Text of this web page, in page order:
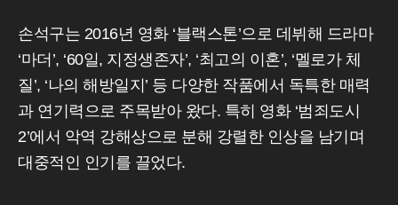
손석구는 2016년 영화 ‘블랙스톤’으로 데뷔해 드라마
‘마더’, ‘60일, 지정생존자’, ‘최고의 이혼’, ‘멜로가 체
질’, ‘나의 해방일지’ 등 다양한 작품에서 독특한 매력
과 연기력으로 주목받아 왔다. 특히 영화 ‘범죄도시
2’에서 악역 강해상으로 분해 강렬한 인상을 남기며
대중적인 인기를 끌었다.